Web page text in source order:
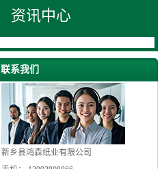
资讯中心
联系我们
新乡县鸿森纸业有限公司